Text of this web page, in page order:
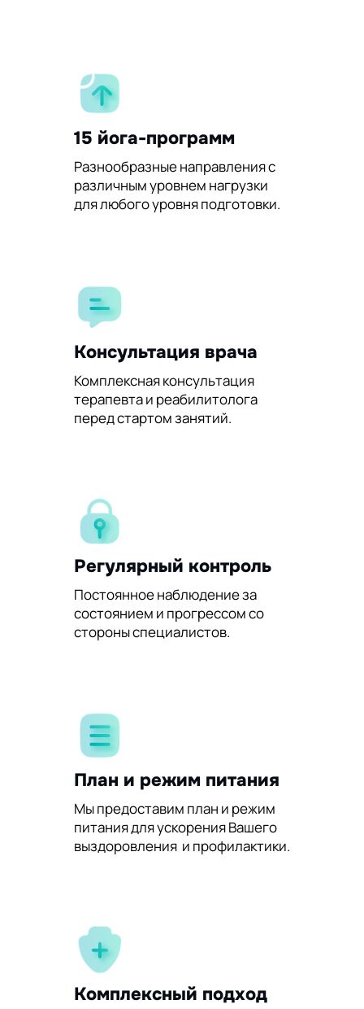
15 йога-программ
Разнообразные направления с
различным уровнем нагрузки
для любого уровня подготовки.
Консультация врача
Комплексная консультация
терапевта и реабилитолога
перед стартом занятий.
Регулярный контроль
Постоянное наблюдение за
состоянием и прогрессом со
стороны специалистов.
План и режим питания
Мы предоставим план и режим
питания для ускорения Вашего
выздоровления и профилактики.
Комплексный подход